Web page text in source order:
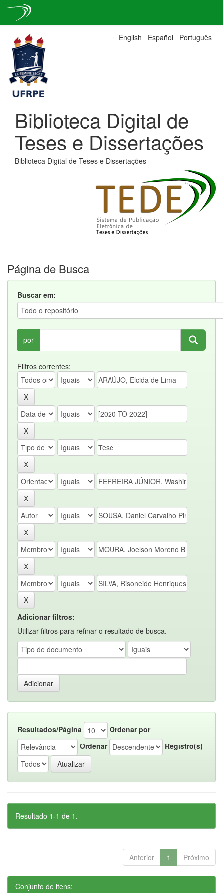
navigation
English Español Português
Biblioteca Digital de
Teses e Dissertações
Biblioteca Digital de Teses e Dissertações
Página de Busca
Buscar em:
por
Filtros correntes:
Adicionar filtros:
Utilizar filtros para refinar o resultado de busca.
Resultados/Página
Ordenar por
Ordenar
Registro(s)
Resultado 1-1 de 1.
Anterior 1 Próximo
Conjunto de itens: